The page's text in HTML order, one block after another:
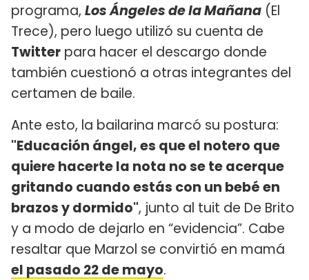
programa, Los Ángeles de la Mañana (El
Trece), pero luego utilizó su cuenta de
Twitter para hacer el descargo donde
también cuestionó a otras integrantes del
certamen de baile.
Ante esto, la bailarina marcó su postura:
"Educación ángel, es que el notero que
quiere hacerte la nota no se te acerque
gritando cuando estás con un bebé en
brazos y dormido", junto al tuit de De Brito
y a modo de dejarlo en “evidencia”. Cabe
resaltar que Marzol se convirtió en mamá
el pasado 22 de mayo.